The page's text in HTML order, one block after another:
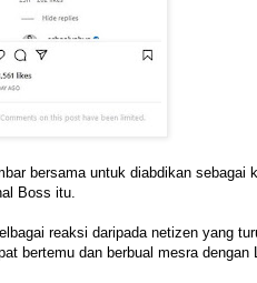
bersama untuk diabdikan sebagai
Boss itu.
reaksi daripada netizen yang
bertemu dan berbual mesra dengan